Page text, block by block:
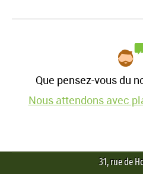
Que pensez-vous du
Nous attendons avec
31, rue de